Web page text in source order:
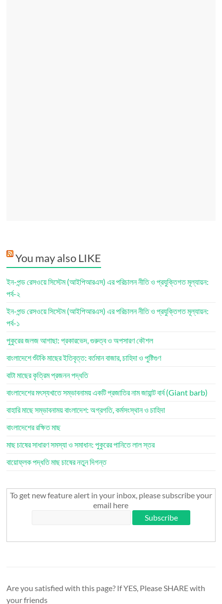
You may also LIKE
ইন-পন্ড রেসওয়ে সিস্টেম (আইপিআরএস) এর পরিচালন নীতি ও প্রযুক্তিগত মূল্যায়ন:
পর্ব-২
ইন-পন্ড রেসওয়ে সিস্টেম (আইপিআরএস) এর পরিচালন নীতি ও প্রযুক্তিগত মূল্যায়ন:
পর্ব-১
পুকুরের জলজ আগাছা: প্রকারভেদ, গুরুত্ব ও অপসারণ কৌশল
বাংলাদেশে শুঁটকি মাছের ইতিবৃত্ত: বর্তমান বাজার, চাহিদা ও পুষ্টিগুণ
বাটা মাছের কৃত্রিম প্রজনন পদ্ধতি
বাংলাদেশের মৎস্যখাতে সম্ভাবনাময় একটি প্রজাতির নাম জায়ান্ট বার্ব (Giant barb)
বাহারি মাছে সম্ভাবনাময় বাংলাদেশ: অগ্রগতি, কর্মসংস্থান ও চাহিদা
বাংলাদেশের রক্ষিত মাছ
মাছ চাষের সাধারণ সমস্যা ও সমাধান: পুকুরের পানিতে লাল স্তর
বায়োফ্লক পদ্ধতি মাছ চাষের নতুন দিগন্ত
To get new feature alert in your inbox, please subscribe your
email here
Are you satisfied with this page? If YES, Please SHARE with
your friends